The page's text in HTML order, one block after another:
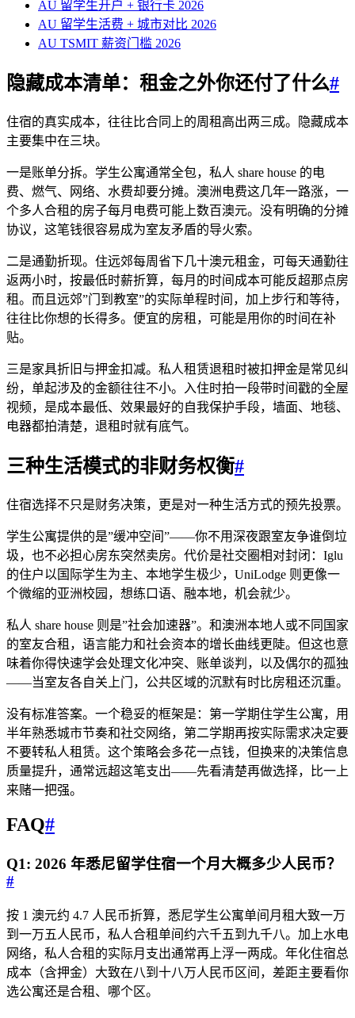
AU 留学生开户 + 银行卡 2026
AU 留学生活费 + 城市对比 2026
AU TSMIT 薪资门槛 2026
隐藏成本清单：租金之外你还付了什么#
住宿的真实成本，往往比合同上的周租高出两三成。隐藏成本
主要集中在三块。
一是账单分拆。学生公寓通常全包，私人 share house 的电
费、燃气、网络、水费却要分摊。澳洲电费这几年一路涨，一
个多人合租的房子每月电费可能上数百澳元。没有明确的分摊
协议，这笔钱很容易成为室友矛盾的导火索。
二是通勤折现。住远郊每周省下几十澳元租金，可每天通勤往
返两小时，按最低时薪折算，每月的时间成本可能反超那点房
租。而且远郊”门到教室”的实际单程时间，加上步行和等待，
往往比你想的长得多。便宜的房租，可能是用你的时间在补
贴。
三是家具折旧与押金扣减。私人租赁退租时被扣押金是常见纠
纷，单起涉及的金额往往不小。入住时拍一段带时间戳的全屋
视频，是成本最低、效果最好的自我保护手段，墙面、地毯、
电器都拍清楚，退租时就有底气。
三种生活模式的非财务权衡#
住宿选择不只是财务决策，更是对一种生活方式的预先投票。
学生公寓提供的是”缓冲空间”——你不用深夜跟室友争谁倒垃
圾，也不必担心房东突然卖房。代价是社交圈相对封闭：Iglu
的住户以国际学生为主、本地学生极少，UniLodge 则更像一
个微缩的亚洲校园，想练口语、融本地，机会就少。
私人 share house 则是”社会加速器”。和澳洲本地人或不同国家
的室友合租，语言能力和社会资本的增长曲线更陡。但这也意
味着你得快速学会处理文化冲突、账单谈判，以及偶尔的孤独
——当室友各自关上门，公共区域的沉默有时比房租还沉重。
没有标准答案。一个稳妥的框架是：第一学期住学生公寓，用
半年熟悉城市节奏和社交网络，第二学期再按实际需求决定要
不要转私人租赁。这个策略会多花一点钱，但换来的决策信息
质量提升，通常远超这笔支出——先看清楚再做选择，比一上
来赌一把强。
FAQ#
Q1: 2026 年悉尼留学住宿一个月大概多少人民币？
#
按 1 澳元约 4.7 人民币折算，悉尼学生公寓单间月租大致一万
到一万五人民币，私人合租单间约六千五到九千八。加上水电
网络，私人合租的实际月支出通常再上浮一两成。年化住宿总
成本（含押金）大致在八到十八万人民币区间，差距主要看你
选公寓还是合租、哪个区。